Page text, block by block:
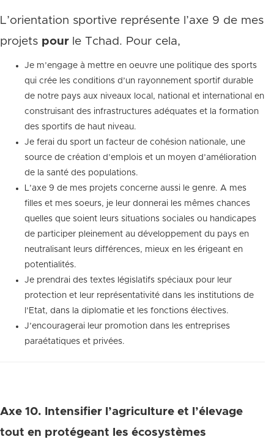
L’orientation sportive représente l’axe 9 de mes
projets pour le Tchad. Pour cela,
Je m’engage à mettre en oeuvre une politique des sports
qui crée les conditions d’un rayonnement sportif durable
de notre pays aux niveaux local, national et international en
construisant des infrastructures adéquates et la formation
des sportifs de haut niveau.
Je ferai du sport un facteur de cohésion nationale, une
source de création d’emplois et un moyen d’amélioration
de la santé des populations.
L’axe 9 de mes projets concerne aussi le genre. A mes
filles et mes soeurs, je leur donnerai les mêmes chances
quelles que soient leurs situations sociales ou handicapes
de participer pleinement au développement du pays en
neutralisant leurs différences, mieux en les érigeant en
potentialités.
Je prendrai des textes législatifs spéciaux pour leur
protection et leur représentativité dans les institutions de
l’Etat, dans la diplomatie et les fonctions électives.
J’encouragerai leur promotion dans les entreprises
paraétatiques et privées.
Axe 10. Intensifier l’agriculture et l’élevage
tout en protégeant les écosystèmes